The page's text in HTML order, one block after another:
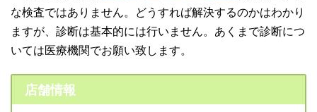
な検査ではありません。どうすれば解決するのかはわかり
ますが、診断は基本的には行いません。あくまで診断につ
いては医療機関でお願い致します。
店舗情報